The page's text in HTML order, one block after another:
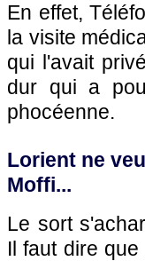
En effet,
la visite
qui l'avait
dur qui a
phocéenne.
Lorient ne
Moffi...
Le sort
Il faut dire